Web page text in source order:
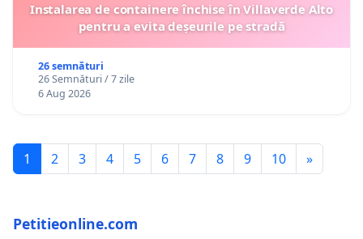
Instalarea de containere închise în Villaverde Alto
pentru a evita deșeurile pe stradă
26 semnături
26 Semnături / 7 zile
6 Aug 2026
1 2 3 4 5 6 7 8 9 10 »
Petitieonline.com